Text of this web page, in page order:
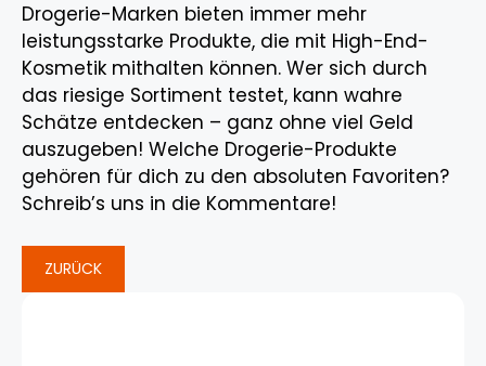
Drogerie-Marken bieten immer mehr
leistungsstarke Produkte, die mit High-End-
Kosmetik mithalten können. Wer sich durch
das riesige Sortiment testet, kann wahre
Schätze entdecken – ganz ohne viel Geld
auszugeben! Welche Drogerie-Produkte
gehören für dich zu den absoluten Favoriten?
Schreib’s uns in die Kommentare!
ZURÜCK